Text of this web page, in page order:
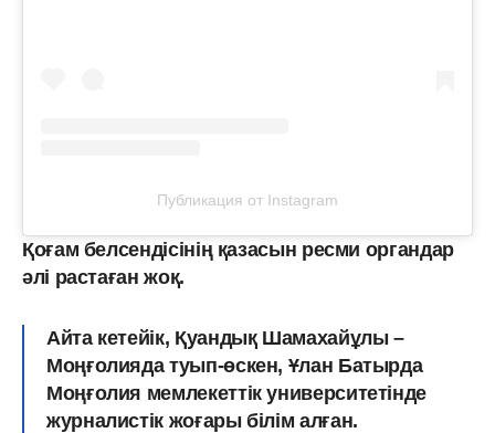
Публикация от Instagram
Қоғам белсендісінің қазасын ресми органдар
әлі растаған жоқ.
Айта кетейік, Қуандық Шамахайұлы –
Моңғолияда туып-өскен, Ұлан Батырда
Моңғолия мемлекеттік университетінде
журналистік жоғары білім алған.